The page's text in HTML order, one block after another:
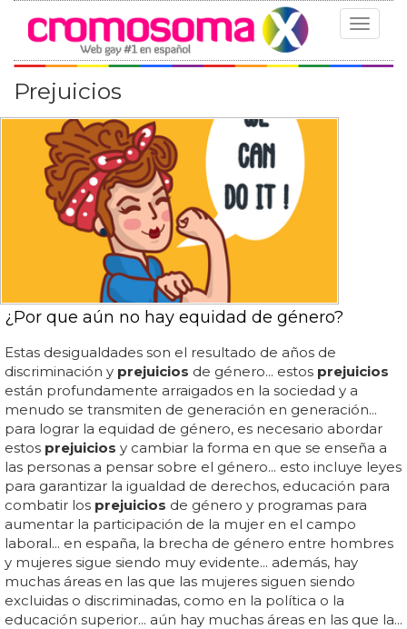
Toggle
Prejuicios
¿Por que aún no hay equidad de género?
Estas desigualdades son el resultado de años de
discriminación y prejuicios de género... estos prejuicios
están profundamente arraigados en la sociedad y a
menudo se transmiten de generación en generación...
para lograr la equidad de género, es necesario abordar
estos prejuicios y cambiar la forma en que se enseña a
las personas a pensar sobre el género... esto incluye leyes
para garantizar la igualdad de derechos, educación para
combatir los prejuicios de género y programas para
aumentar la participación de la mujer en el campo
laboral... en españa, la brecha de género entre hombres
y mujeres sigue siendo muy evidente... además, hay
muchas áreas en las que las mujeres siguen siendo
excluidas o discriminadas, como en la política o la
educación superior... aún hay muchas áreas en las que la...